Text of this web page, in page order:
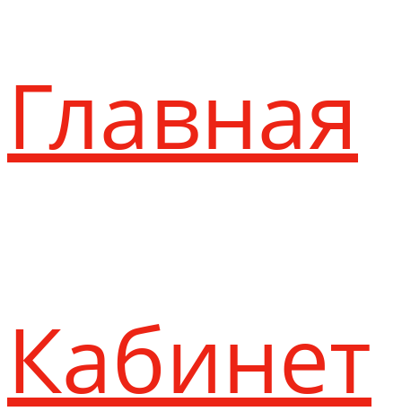
Главная
Кабинет